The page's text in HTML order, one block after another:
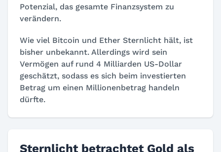
Potenzial, das gesamte Finanzsystem zu
verändern.
Wie viel Bitcoin und Ether Sternlicht hält, ist
bisher unbekannt. Allerdings wird sein
Vermögen auf rund 4 Milliarden US-Dollar
geschätzt, sodass es sich beim investierten
Betrag um einen Millionenbetrag handeln
dürfte.
Sternlicht betrachtet Gold als